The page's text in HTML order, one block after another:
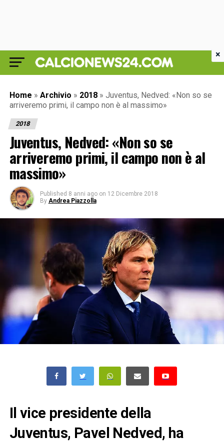
Home » Archivio » 2018 » Juventus, Nedved: «Non so se
arriveremo primi, il campo non è al massimo»
2018
Juventus, Nedved: «Non so se
arriveremo primi, il campo non è al
massimo»
Published 8 anni ago on 12 Dicembre 2018
By Andrea Piazzolla
Il vice presidente della
Juventus, Pavel Nedved, ha
×